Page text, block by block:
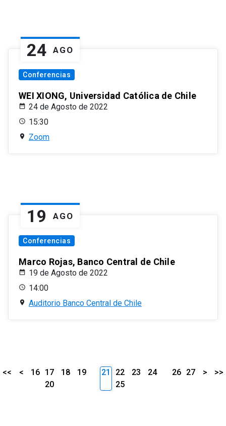
24 AGO
Conferencias
WEI XIONG, Universidad Católica de Chile
24 de Agosto de 2022
15:30
Zoom
19 AGO
Conferencias
Marco Rojas, Banco Central de Chile
19 de Agosto de 2022
14:00
Auditorio Banco Central de Chile
<< < 16 17 18
19
20
21 22 23
24
25
26 27 > >>